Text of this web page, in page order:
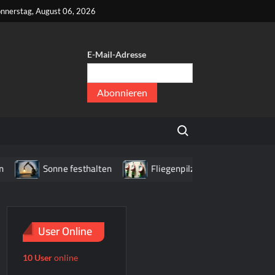
August 06, 2026
E-Mail-Adresse
Search for:
Fliegenpilz WC Haus mit Briefkasten
User Online
10 Useronline